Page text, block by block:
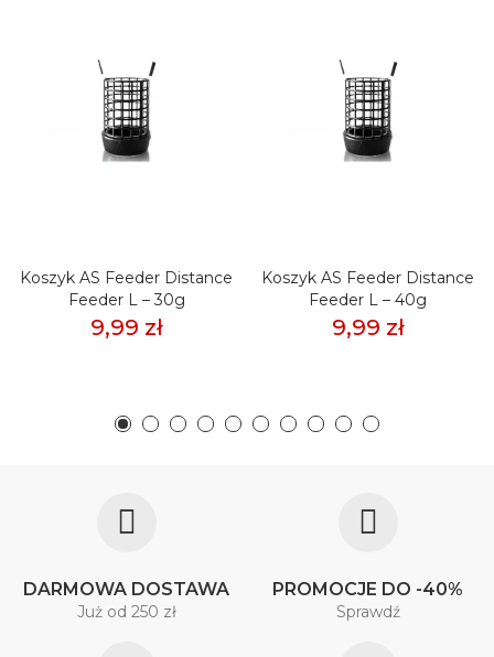
Koszyk AS Feeder Distance
Feeder L – 30g
9,99 zł
Koszyk AS Feeder Distance
Feeder L – 40g
9,99 zł
DARMOWA DOSTAWA
Już od 250 zł
PROMOCJE DO -40%
Sprawdź